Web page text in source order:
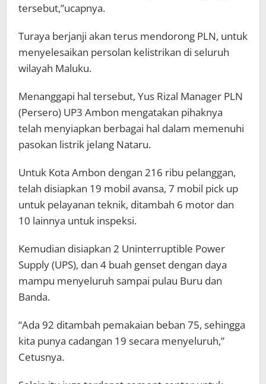
tersebut,”ucapnya.
Turaya berjanji akan terus mendorong PLN, untuk
menyelesaikan persolan kelistrikan di seluruh
wilayah Maluku.
Menanggapi hal tersebut, Yus Rizal Manager PLN
(Persero) UP3 Ambon mengatakan pihaknya
telah menyiapkan berbagai hal dalam memenuhi
pasokan listrik jelang Nataru.
Untuk Kota Ambon dengan 216 ribu pelanggan,
telah disiapkan 19 mobil avansa, 7 mobil pick up
untuk pelayanan teknik, ditambah 6 motor dan
10 lainnya untuk inspeksi.
Kemudian disiapkan 2 Uninterruptible Power
Supply (UPS), dan 4 buah genset dengan daya
mampu menyeluruh sampai pulau Buru dan
Banda.
“Ada 92 ditambah pemakaian beban 75, sehingga
kita punya cadangan 19 secara menyeluruh,”
Cetusnya.